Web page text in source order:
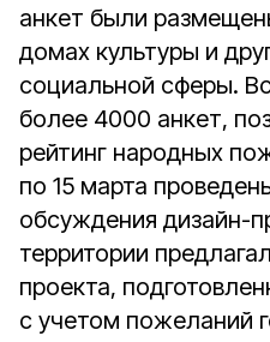
анкет были
домах культуры и
социальной сферы.
более 4000 анкет,
рейтинг народных
по 15 марта
обсуждения дизайн-
территории
проекта,
с учетом пожеланий